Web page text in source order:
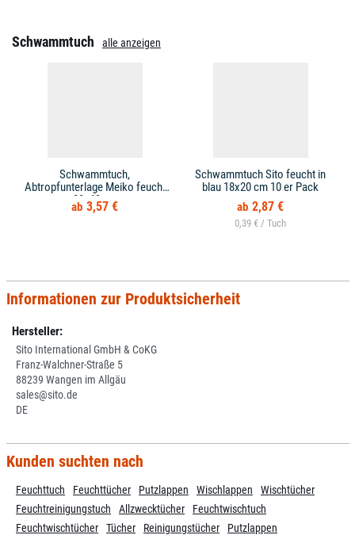
Schwammtuch alle anzeigen
Schwammtuch,
Abtropfunterlage Meiko feucht
38x63 cm
3,57 €
Schwammtuch Sito feucht in
blau 18x20 cm 10 er Pack
2,87 €
0,39 € /
Informationen zur Produktsicherheit
Hersteller:
Sito International GmbH & CoKG
Franz-Walchner-Straße 5
88239 Wangen im Allgäu
sales@sito.de
DE
Kunden suchten nach
Feuchttuch Feuchttücher Putzlappen Wischlappen
Wischtücher
Feuchtreinigungstuch
Allzwecktücher
Feuchtwischtuch
Feuchtwischtücher
Tücher Reinigungstücher Putzlappen